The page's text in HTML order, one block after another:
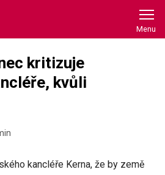
kritizuje
kvůli
kancléře Kerna, že by země